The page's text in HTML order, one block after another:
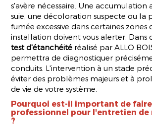
s'avère nécessaire. Une accumulation
suie, une décoloration suspecte ou la
fumée excessive dans certaines zones
installation doivent vous alerter. Dans
test d'étanchéité réalisé par ALLO
permettra de diagnostiquer
conduits. L'intervention à un stade
éviter des problèmes majeurs et à
de vie de votre système.
Pourquoi est-il important de faire
professionnel pour l'entretien
?